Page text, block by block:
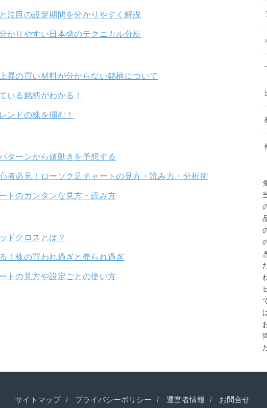
注目の設定期間を分かりやすく解説
かりやすい日本発のテクニカル分析
昇の買い材料が分からない銘柄について
いる銘柄がわかる！
ンドの株を掴む！
ターンから値動きを予想する
者必見！ローソク足チャートの見方・読み方・分析術
トのカンタンな見方・読み方
ドクロスとは？
！株の買われ過ぎと売られ過ぎ
トの見方や設定ごとの使い方
サイトマップ プライバシーポリシー 運営者情報 お問合せ